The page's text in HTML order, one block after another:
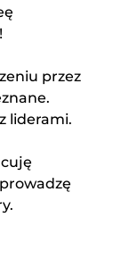
przez
liderami.